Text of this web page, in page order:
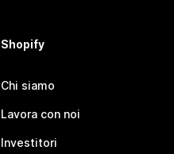
Shopify
Chi siamo
Lavora con noi
Investitori